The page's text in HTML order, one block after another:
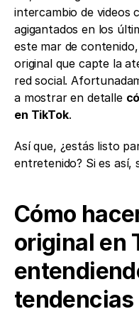
intercambio de videos
agigantados en los
este mar de
original que capte la
red social.
a mostrar en detalle
en TikTok.
Así que, ¿estás listo
entretenido? Si es así,
Cómo
original en
tendencias